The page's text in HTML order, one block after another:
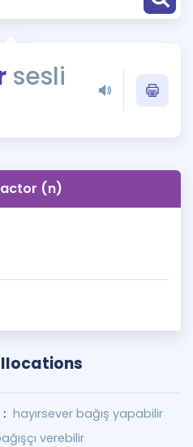
sesli
(n)
hayırsever bağış yapabilir
verebilir